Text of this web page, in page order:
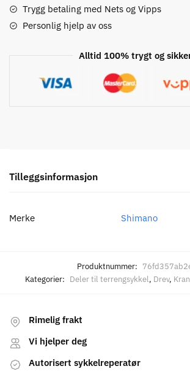
64
Krankdrev
Trygg betaling med Nets og Vipps
Personlig hjelp av oss
Alltid 100% trygt og
Tilleggsinformasjon
Merke Shimano
Produktnummer:
Kategorier: Deler til terrengsykkel, Drev,
Rimelig frakt
Vi hjelper deg
Autorisert sykkelreperatør